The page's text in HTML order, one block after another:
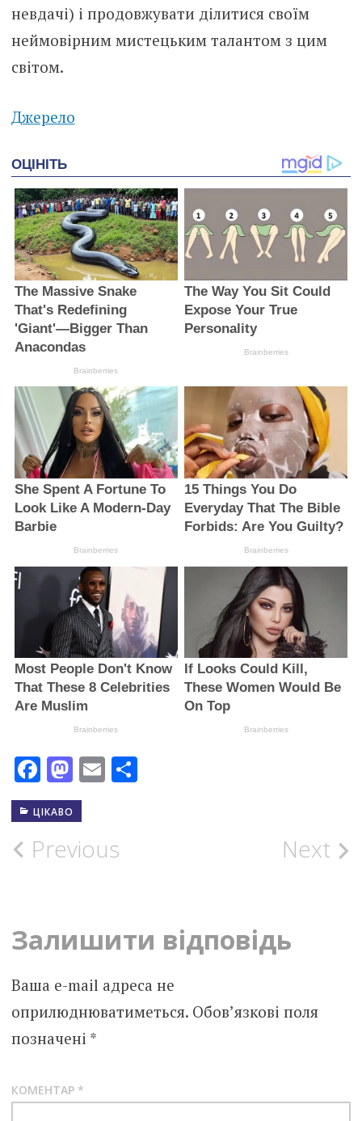
невдачі) і продовжувати ділитися своїм
неймовірним мистецьким талантом з цим
світом.
Джерело
Facebook
Mastodon
EmailПоділитися
ЦІКАВО
Post
Previous Next
Залишити відповідь
Ваша e-mail адреса не
оприлюднюватиметься. Обов’язкові поля
позначені *
КОМЕНТАР *